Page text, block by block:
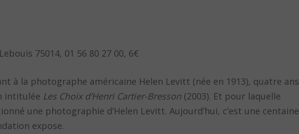
75014, 01 56 80 27 00, 6€
à la photographe américaine Helen Levitt (née en 1913), quatre ans
intitulée Les Choix d’Henri Cartier-Bresson (2003). Et pour laquelle
une photographie d’Helen Levitt. Aujourd’hui, c’est une centaine
expose.